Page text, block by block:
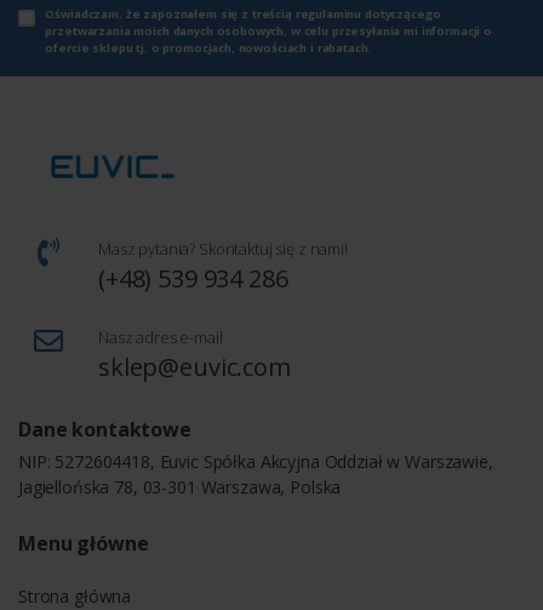
Oświadczam, że zapoznałem się z treścią regulaminu dotyczącego
przetwarzania moich danych osobowych, w celu przesyłania mi informacji o
ofercie sklepu tj. o promocjach, nowościach i rabatach.
Masz pytania? Skontaktuj się z nami!
(+48) 539 934 286
Nasz adres e-mail
sklep@euvic.com
Dane kontaktowe
NIP: 5272604418, Euvic Spółka Akcyjna Oddział w Warszawie,
Jagiellońska 78, 03-301 Warszawa, Polska
Menu główne
Strona główna